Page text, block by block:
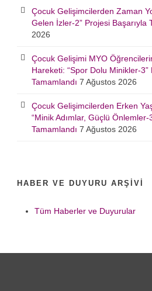
Çocuk Gelişimcilerden Zaman
Gelen İzler-2” Projesi Başarıyla
2026
Çocuk Gelişimi MYO
Hareketi: “Spor Dolu Minikler-3”
Tamamlandı 7 Ağustos 2026
Çocuk Gelişimcilerden Erken
“Minik Adımlar, Güçlü Önlemler-
Tamamlandı 7 Ağustos 2026
HABER VE DUYURU ARŞIVI
Tüm Haberler ve Duyurular